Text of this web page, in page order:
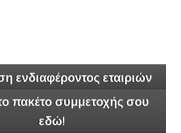
ενδιαφέροντος εταιριών
πακέτο συμμετοχής σου
εδώ!